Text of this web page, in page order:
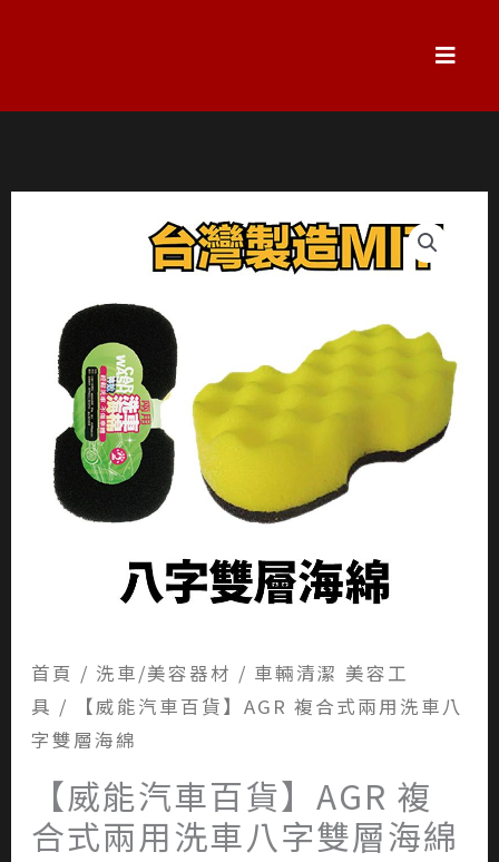
容
首頁 / 洗車/美容器材 / 車輛清潔 美容工
具 / 【威能汽車百貨】AGR 複合式兩用洗車八
字雙層海綿
【威能汽車百貨】AGR 複
合式兩用洗車八字雙層海綿